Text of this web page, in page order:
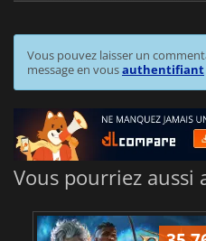
Vous pouvez laisser un
message en vousauthentifiant
Vous pourriez aussi